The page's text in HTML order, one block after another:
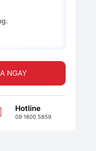
NGAY
Hotline
09 1800 5859